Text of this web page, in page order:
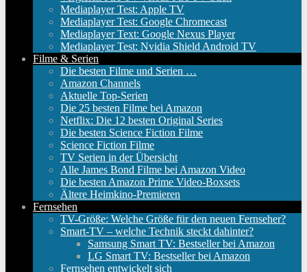
Mediaplayer Test: Apple TV
Mediaplayer Test: Google Chromecast
Mediaplayer Text: Google Nexus Player
Mediaplayer Test: Nvidia Shield Android TV
Filme & Serien
Die besten Filme und Serien …
Amazon Channels
Aktuelle Top-Serien
Die 25 besten Filme bei Amazon
Netflix: Die 12 besten Original Series
Die besten Science Fiction Filme
Science Fiction Filme
TV Serien in der Übersicht
Alle James Bond Filme bei Amazon Video
Die besten Amazon Prime Video-Boxsets
Ältere Heimkino-Premieren
Fernsehen
TV-Größe: Welche Größe für den neuen Fernseher?
Smart-TV – welche Technik steckt dahinter?
Samsung Smart TV: Bestseller bei Amazon
LG Smart TV: Bestseller bei Amazon
Fernsehen entwickelt sich